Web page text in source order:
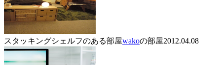
スタッキングシェルフのある部屋wakoの部屋2012.04.08